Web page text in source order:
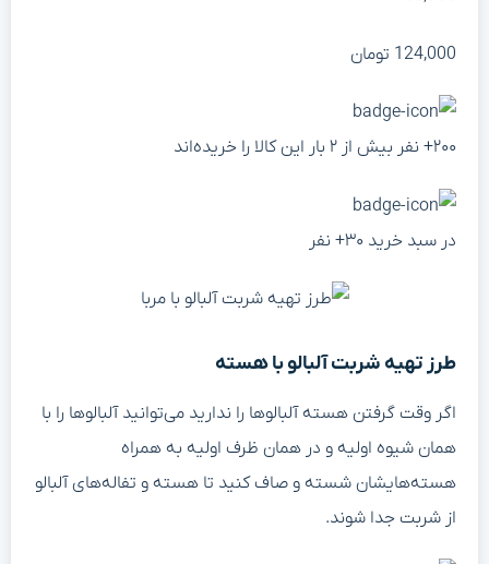
124,000 تومان
در سبد خرید ۳۰+ نفر
طرز تهیه شربت آلبالو با هسته
اگر وقت گرفتن هسته آلبالوها را ندارید می‌توانید آلبالوها را با
همان شیوه اولیه و در همان ظرف اولیه به همراه
هسته‌هایشان شسته و صاف کنید تا هسته و تفاله‌های آلبالو
از شربت جدا شوند.